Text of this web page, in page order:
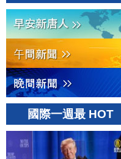
國際一週最 HOT